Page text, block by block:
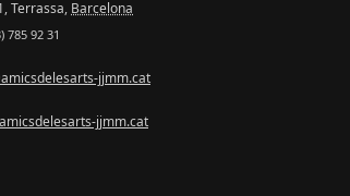
Terrassa, Barcelona
785 92 31
jjmm.cat
jjmm.cat